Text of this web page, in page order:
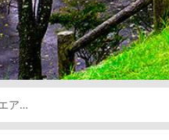
ア…